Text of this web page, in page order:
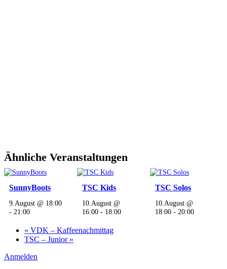
Ähnliche Veranstaltungen
SunnyBoots
9.August @ 18:00
-21:00
TSC Kids
10.August @
16:00 - 18:00
TSC Solos
10.August @
18:00 -20:00
« VDK – Kaffeenachmittag
TSC – Junior »
Anmelden